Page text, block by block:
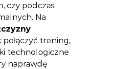
czy podczas
Na
trening,
technologiczne
naprawdę